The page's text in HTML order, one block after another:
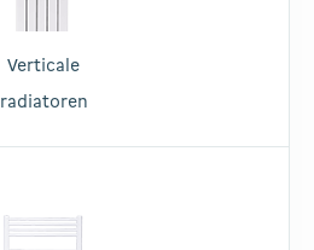
Verticale
radiatoren